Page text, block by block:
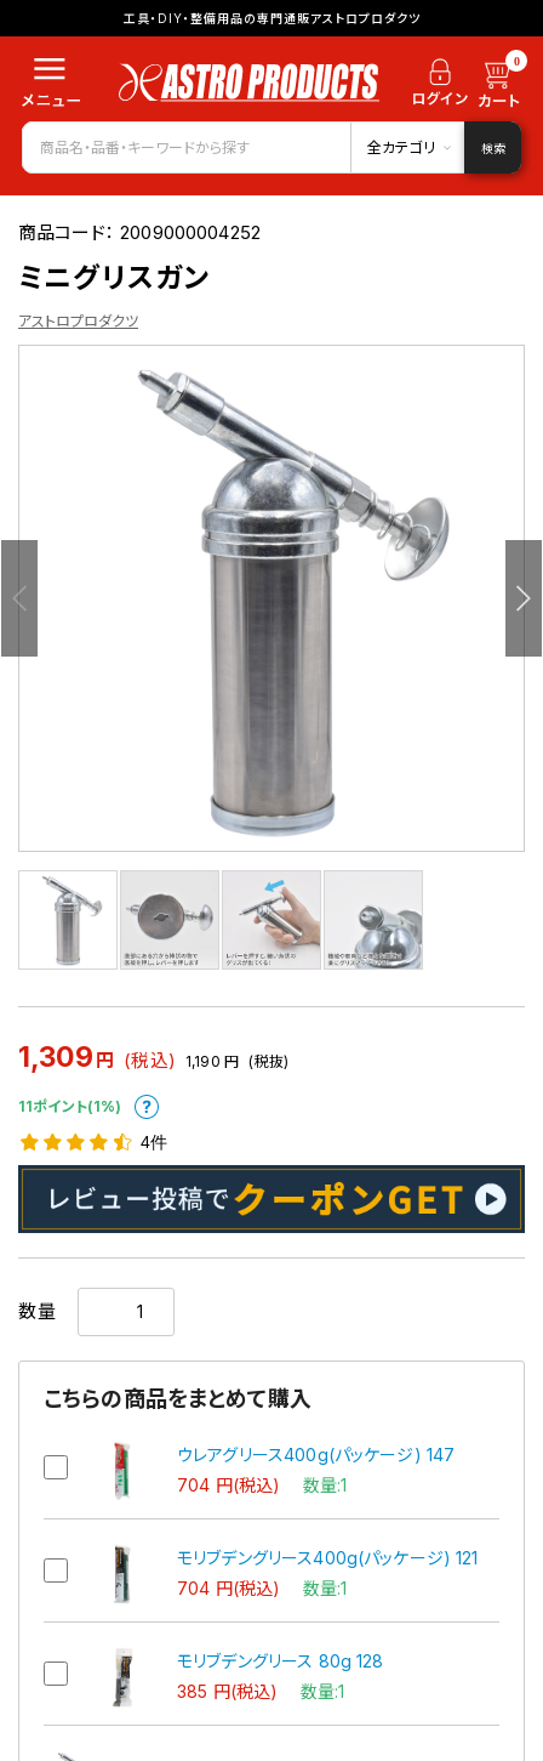
工具・DIY・整備用品の専門通販アストロプロダクツ
0
全カテゴリ 検索
商品コード：2009000004252
ミニグリスガン
アストロプロダクツ
1,309 円 (税込) 1,190 円 (税抜)
11ポイント(1%)
4件
数量
こちらの商品をまとめて購入
ウレアグリース400g(パッケージ) 147
704 円(税込) 数量:1
モリブデングリース400g(パッケージ) 121
704 円(税込) 数量:1
モリブデングリース 80g 128
385 円(税込) 数量:1